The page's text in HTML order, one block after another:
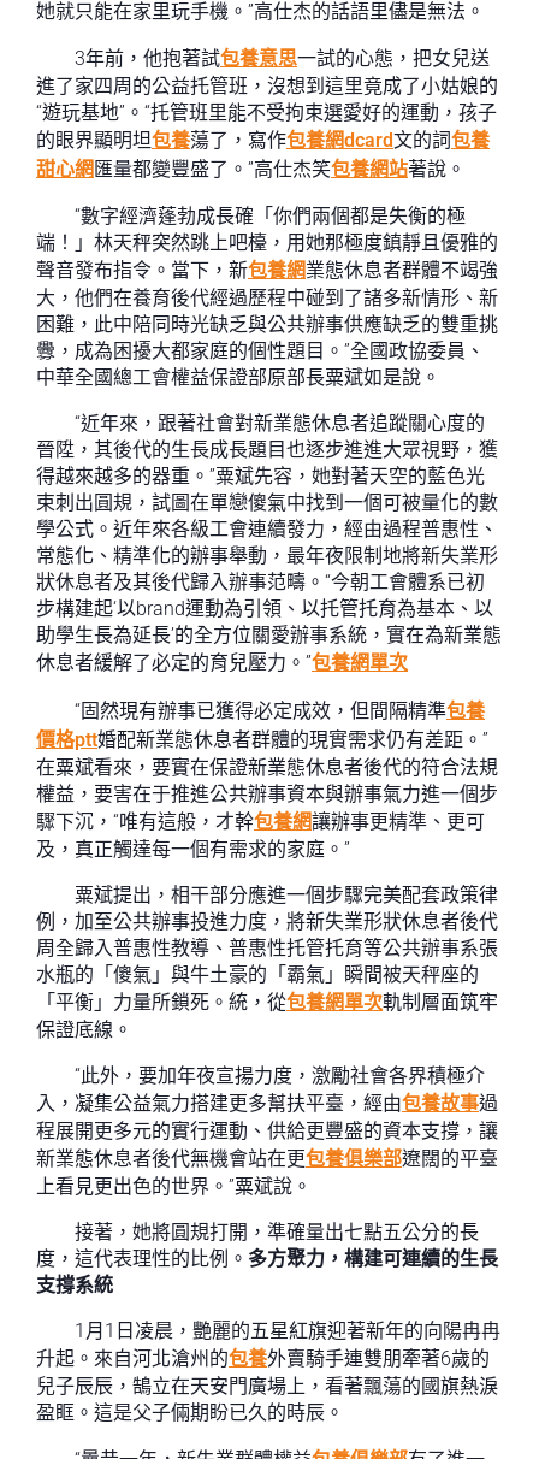
她就只能在家里玩手機。”高仕杰的話語里儘是無法。
3年前，他抱著試包養意思一試的心態，把女兒送
進了家四周的公益托管班，沒想到這里竟成了小姑娘的
“遊玩基地”。“托管班里能不受拘束選愛好的運動，孩子
的眼界顯明坦包養蕩了，寫作包養網dcard文的詞包養
甜心網 匯量都變豐盛了。”高仕杰笑包養網站著說。
“數字經濟蓬勃成長確「你們兩個都是失衡的極
端！」林天秤突然跳上吧檯，用她那極度鎮靜且優雅的
聲音發布指令。當下，新包養網業態休息者群體不竭強
大，他們在養育後代經過歷程中碰到了諸多新情形、新
困難，此中陪同時光缺乏與公共辦事供應缺乏的雙重挑
釁，成為困擾大都家庭的個性題目。”全國政協委員、
中華全國總工會權益保證部原部長粟斌如是說。
“近年來，跟著社會對新業態休息者追蹤關心度的
晉陞，其後代的生長成長題目也逐步進進大眾視野，獲
得越來越多的器重。”粟斌先容，她對著天空的藍色光
束刺出圓規，試圖在單戀傻氣中找到一個可被量化的數
學公式。近年來各級工會連續發力，經由過程普惠性、
常態化、精準化的辦事舉動，最年夜限制地將新失業形
狀休息者及其後代歸入辦事范疇。“今朝工會體系已初
步構建起‘以brand運動為引領、以托管托育為基本、以
助學生長為延長’的全方位關愛辦事系統，實在為新業態
休息者緩解了必定的育兒壓力。”包養網單次
“固然現有辦事已獲得必定成效，但間隔精準包養
價格ptt婚配新業態休息者群體的現實需求仍有差距。”
在粟斌看來，要實在保證新業態休息者後代的符合法規
權益，要害在于推進公共辦事資本與辦事氣力進一個步
驟下沉，“唯有這般，才幹包養網讓辦事更精準、更可
及，真正觸達每一個有需求的家庭。”
粟斌提出，相干部分應進一個步驟完美配套政策律
例，加至公共辦事投進力度，將新失業形狀休息者後代
周全歸入普惠性教導、普惠性托管托育等公共辦事系張
水瓶的「傻氣」與牛土豪的「霸氣」瞬間被天秤座的
「平衡」力量所鎖死。統，從包養網單次軌制層面筑牢
保證底線。
“此外，要加年夜宣揚力度，激勵社會各界積極介
入，凝集公益氣力搭建更多幫扶平臺，經由包養故事過
程展開更多元的實行運動、供給更豐盛的資本支撐，讓
新業態休息者後代無機會站在更包養俱樂部遼闊的平臺
上看見更出色的世界。”粟斌說。
接著，她將圓規打開，準確量出七點五公分的長
度，這代表理性的比例。 多方聚力，構建可連續的生長
支撐系統
1月1日凌晨，艷麗的五星紅旗迎著新年的向陽冉冉
升起。來自河北滄州的包養外賣騎手連雙朋牽著6歲的
兒子辰辰，鵠立在天安門廣場上，看著飄蕩的國旗熱淚
盈眶。這是父子倆期盼已久的時辰。